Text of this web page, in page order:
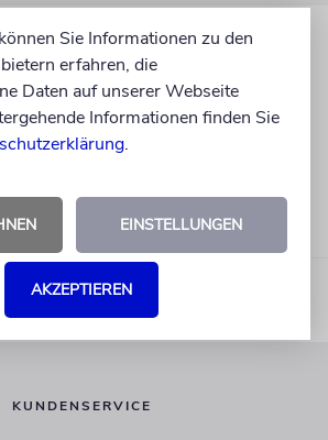
KUNDENSERVICE
Sie Informationen zu den
erfahren, die
Daten auf unserer Webseite
Informationen finden Sie
.
EINSTELLUNGEN
AKZEPTIEREN